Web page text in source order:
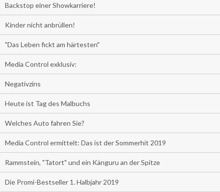
Backstop einer Showkarriere!
Kinder nicht anbrüllen!
"Das Leben fickt am härtesten"
Media Control exklusiv:
Negativzins
Heute ist Tag des Malbuchs
Welches Auto fahren Sie?
Media Control ermittelt: Das ist der Sommerhit 2019
Rammstein, "Tatort" und ein Känguru an der Spitze
Die Promi-Bestseller 1. Halbjahr 2019